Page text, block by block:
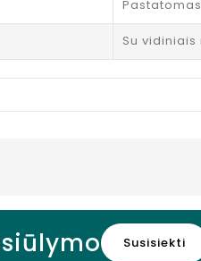
Pastatomas
Su
Susisiekti